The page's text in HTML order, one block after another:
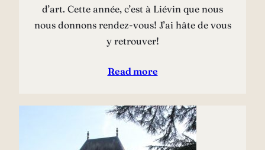
d’art. Cette année, c’est à Liévin que nous
nous donnons rendez-vous! J’ai hâte de vous
y retrouver!
Read more